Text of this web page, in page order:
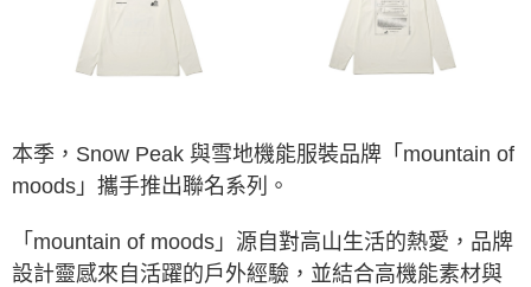
結帳頁面，進行簡訊認證並確認金額後，即可完成結帳。
２．訂單成立數日內，您將收到繳費通知簡訊。
３．收到繳費通知簡訊後14天內，點擊此簡訊中的連結，可透過四大超商／
ATM／網路銀行／等多元方式進行付款，方視為交易完成。
後付繳納相關費用。
※ 交易是否成功請以「AFTEE先享後付 」之結帳頁面顯示為準，若有關於
是否繳費成功／繳費後需取消欲退款等相關疑問，請聯繫「AFTEE先享後付
【注意事項】
１．透過由恩沛科技股份有限公司提供之「AFTEE先享後付」服務完成之交
本季，Snow Peak 與雪地機能服裝品牌「mountain of
moods」攜手推出聯名系列。
「mountain of moods」源自對高山生活的熱愛，品牌
設計靈感來自活躍的戶外經驗，並結合高機能素材與